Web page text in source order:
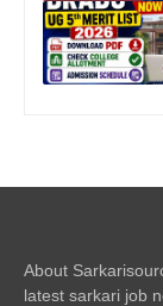
About
latest sarkari job